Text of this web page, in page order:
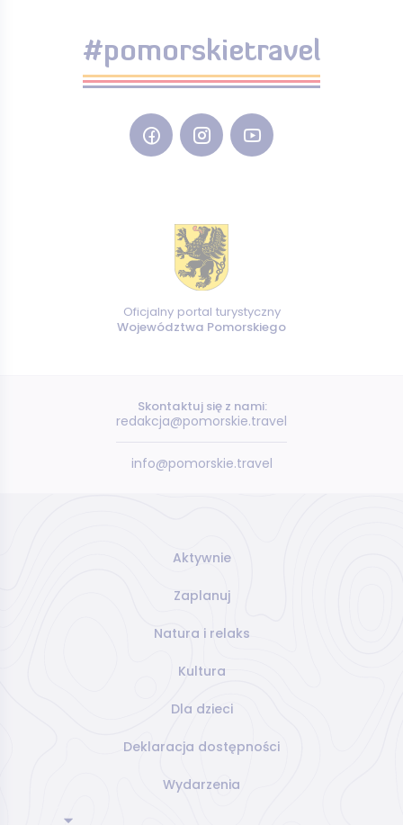
#pomorskietravel
Oficjalny portal turystyczny
Województwa Pomorskiego
Skontaktuj się z nami:
redakcja@pomorskie.travel
info@pomorskie.travel
Aktywnie
Zaplanuj
Natura i relaks
Kultura
Dla dzieci
Deklaracja dostępności
Wydarzenia